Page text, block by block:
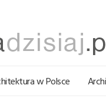
w Polsce